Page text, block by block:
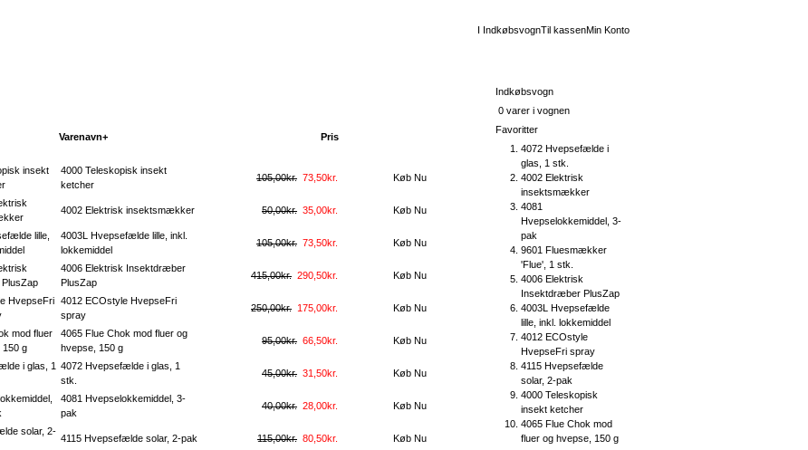
I IndkøbsvognTil kassenMin Konto
Varenavn+ Pris
4000 Teleskopisk insekt
ketcher
105,00kr. 73,50kr. Køb Nu
4002 Elektrisk insektsmækker 50,00kr. 35,00kr. Køb Nu
4003L Hvepsefælde lille, inkl.
lokkemiddel
105,00kr. 73,50kr. Køb Nu
4006 Elektrisk Insektdræber
PlusZap
415,00kr. 290,50kr. Køb Nu
4012 ECOstyle HvepseFri
spray
250,00kr. 175,00kr. Køb Nu
4065 Flue Chok mod fluer og
hvepse, 150 g
95,00kr. 66,50kr. Køb Nu
4072 Hvepsefælde i glas, 1
stk.
45,00kr. 31,50kr. Køb Nu
4081 Hvepselokkemiddel, 3-
pak
40,00kr. 28,00kr. Køb Nu
4115 Hvepsefælde solar, 2-pak 115,00kr. 80,50kr. Køb Nu
Indkøbsvogn
0 varer i vognen
Favoritter
4072 Hvepsefælde i
glas, 1 stk.
4002 Elektrisk
insektsmækker
4081
Hvepselokkemiddel, 3-
pak
9601 Fluesmækker
'Flue', 1 stk.
4006 Elektrisk
Insektdræber PlusZap
4003L Hvepsefælde
lille, inkl. lokkemiddel
4012 ECOstyle
HvepseFri spray
4115 Hvepsefælde
solar, 2-pak
4000 Teleskopisk
insekt ketcher
4065 Flue Chok mod
fluer og hvepse, 150 g